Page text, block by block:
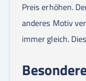
Preis erhöhen.
anderes Motiv
immer gleich.